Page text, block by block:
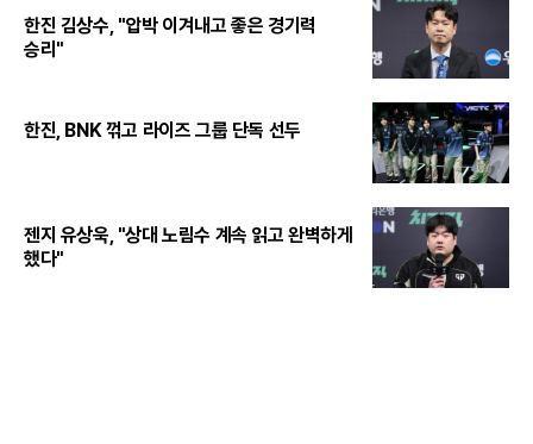
한진 김상수, "압박 이겨내고 좋은 경기력
승리"
한진, BNK 꺾고 라이즈 그룹 단독 선두
젠지 유상욱, "상대 노림수 계속 읽고 완벽하게
했다"